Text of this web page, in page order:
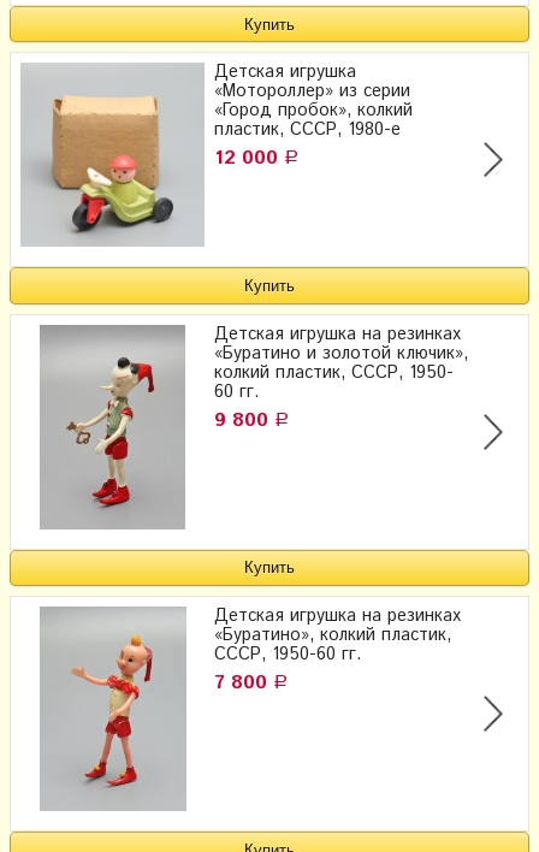
Детская игрушка
«Мотороллер» из серии
«Город пробок», колкий
пластик, СССР, 1980-е
12 000 Р
Детская игрушка на резинках
«Буратино и золотой ключик»,
колкий пластик, СССР, 1950-
60 гг.
9 800 Р
Детская игрушка на резинках
«Буратино», колкий пластик,
СССР, 1950-60 гг.
7 800 Р